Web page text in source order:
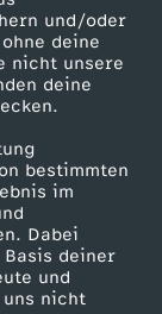
und/oder
deine
nicht unsere
deine
bestimmten
im
Dabei
deiner
und
uns nicht